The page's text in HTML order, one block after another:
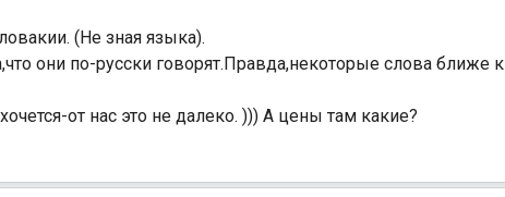
(Не зная языка).
они по-русски говорят.Правда,некоторые слова ближе к
от нас это не далеко. ))) А цены там какие?